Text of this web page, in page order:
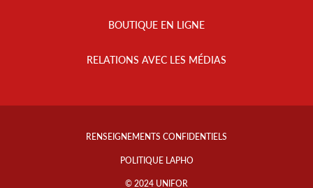
BOUTIQUE EN LIGNE
RELATIONS AVEC LES MÉDIAS
Footer
RENSEIGNEMENTS CONFIDENTIELS
POLITIQUE LAPHO
© 2024 UNIFOR